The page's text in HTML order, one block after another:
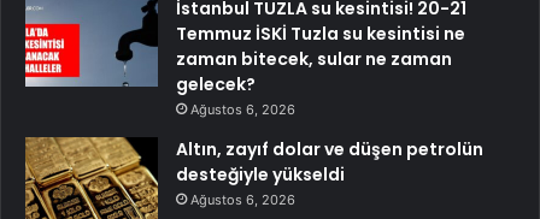
İstanbul TUZLA su kesintisi! 20-21
Temmuz İSKİ Tuzla su kesintisi ne
zaman bitecek, sular ne zaman
gelecek?
Ağustos 6, 2026
Altın, zayıf dolar ve düşen petrolün
desteğiyle yükseldi
Ağustos 6, 2026